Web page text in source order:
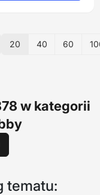
20 40 60
w kategorii
tematu: